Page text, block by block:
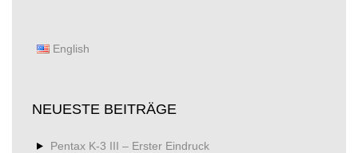
English
NEUESTE BEITRÄGE
Pentax K-3 III – Erster Eindruck